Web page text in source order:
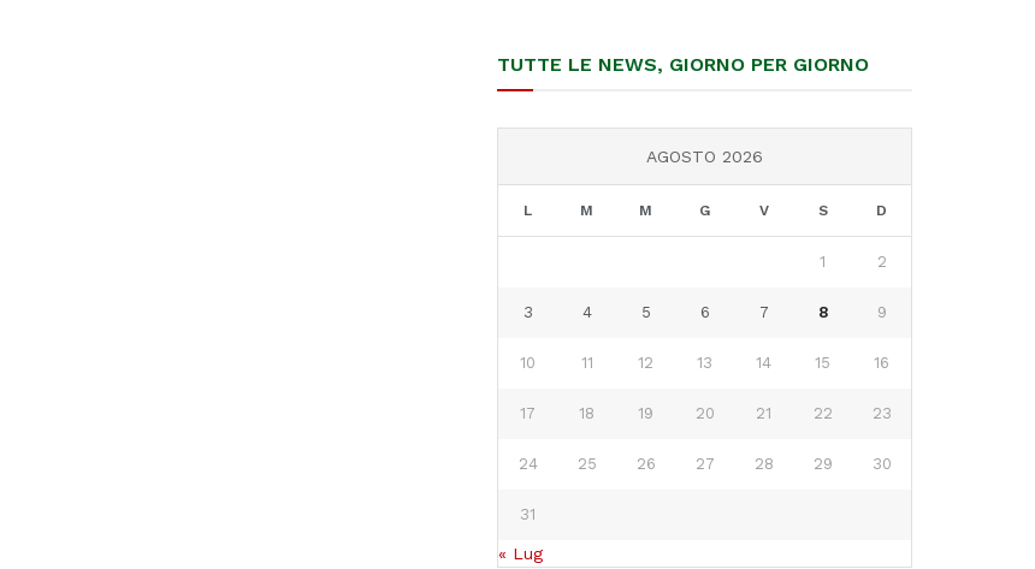
TUTTE LE NEWS, GIORNO PER GIORNO
AGOSTO 2026
L M M G V S D
1 2
3 4 5 6 7 8 9
10 11 12 13 14 15 16
17 18 19 20 21 22 23
24 25 26 27 28 29 30
31
« Lug